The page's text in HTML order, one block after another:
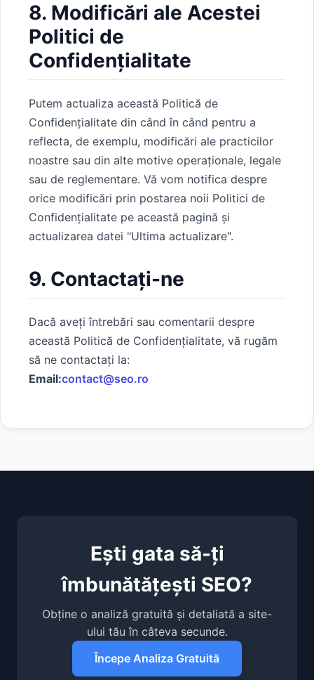
8. Modificări ale Acestei
Politici de
Confidențialitate
Putem actualiza această Politică de
Confidențialitate din când în când pentru a
reflecta, de exemplu, modificări ale practicilor
noastre sau din alte motive operaționale, legale
sau de reglementare. Vă vom notifica despre
orice modificări prin postarea noii Politici de
Confidențialitate pe această pagină și
actualizarea datei "Ultima actualizare".
9. Contactați-ne
Dacă aveți întrebări sau comentarii despre
această Politică de Confidențialitate, vă rugăm
să ne contactați la:
Email:contact@seo.ro
Ești gata să-ți
îmbunătățești SEO?
Obține o analiză gratuită și detaliată a site-
ului tău în câteva secunde.
Începe Analiza Gratuită